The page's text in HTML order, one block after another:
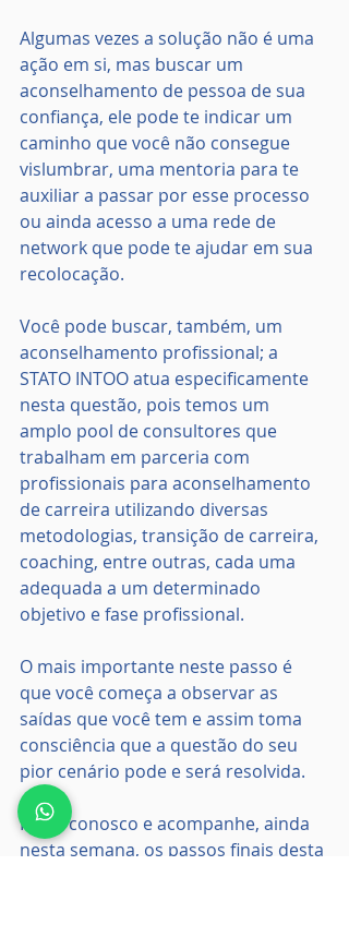
Algumas vezes a solução não é uma
ação em si, mas buscar um
aconselhamento de pessoa de sua
confiança, ele pode te indicar um
caminho que você não consegue
vislumbrar, uma mentoria para te
auxiliar a passar por esse processo
ou ainda acesso a uma rede de
network que pode te ajudar em sua
recolocação.
Você pode buscar, também, um
aconselhamento profissional; a
STATO INTOO atua especificamente
nesta questão, pois temos um
amplo pool de consultores que
trabalham em parceria com
profissionais para aconselhamento
de carreira utilizando diversas
metodologias, transição de carreira,
coaching, entre outras, cada uma
adequada a um determinado
objetivo e fase profissional.
O mais importante neste passo é
que você começa a observar as
saídas que você tem e assim toma
consciência que a questão do seu
pior cenário pode e será resolvida.
Fique conosco e acompanhe, ainda
nesta semana, os passos finais desta